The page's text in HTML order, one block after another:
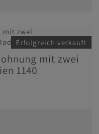
Erfolgreich verkauft
mit zwei
1140